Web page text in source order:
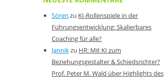
Sören zu KI-Rollenspiele in der
Führungsentwicklung: Skalierbares
Coaching für alle?
Jannikzu HR: Mit KI zum
Beziehungsgestalter & Schiedsrichter?
Prof. Peter M. Wald über Highlights des